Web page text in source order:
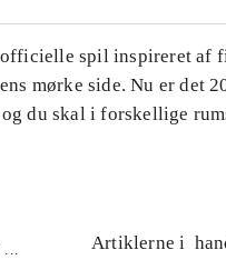
spil inspireret af
mørke side. Nu er det
du skal i forskellige
...
Artiklerne i